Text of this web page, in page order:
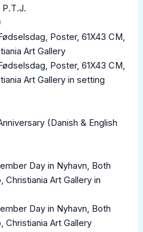
(Danish & English
Zakres
cen:
kr.200,00
do